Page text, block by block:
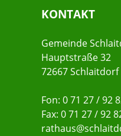
KONTAKT
Gemeinde
Hauptstraße 32
72667 Schlaitdorf
Fon: 0 71 27 / 92
Fax: 0 71 27 / 92